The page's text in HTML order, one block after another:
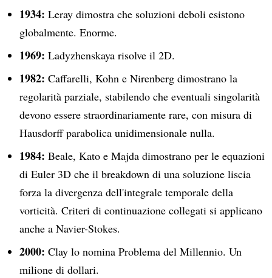
1934: Leray dimostra che soluzioni deboli esistono
globalmente. Enorme.
1969: Ladyzhenskaya risolve il 2D.
1982: Caffarelli, Kohn e Nirenberg dimostrano la
regolarità parziale, stabilendo che eventuali singolarità
devono essere straordinariamente rare, con misura di
Hausdorff parabolica unidimensionale nulla.
1984: Beale, Kato e Majda dimostrano per le equazioni
di Euler 3D che il breakdown di una soluzione liscia
forza la divergenza dell'integrale temporale della
vorticità. Criteri di continuazione collegati si applicano
anche a Navier-Stokes.
2000: Clay lo nomina Problema del Millennio. Un
milione di dollari.